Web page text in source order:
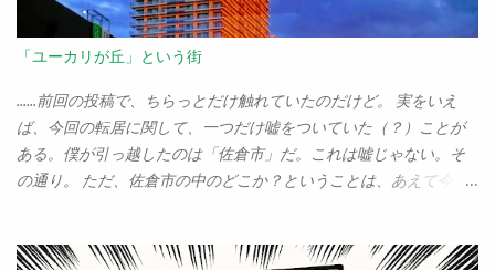
「ユーカリが丘」という街
……前回の投稿で、ちらっとだけ触れていたのだけど。 実をいえ
ば、今回の転居に関して、一つだけ嘘をついていた（？）ことが
ある。僕が引っ越したのは「佐倉市」だ。これは嘘じゃない。そ
の通り。 ただ、佐倉市の中のどこか？ということは、あえて今ま
街、佐倉」だの、「佐倉に引っ越して本当に良かった」だのとい